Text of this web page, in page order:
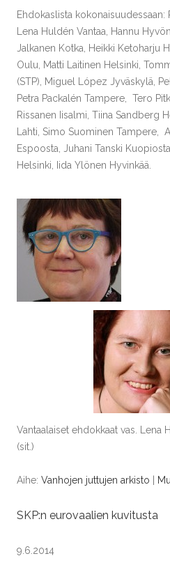
Ehdokaslista kokonaisuudessaan:
Lena Huldén Vantaa, Hannu
Jalkanen Kotka, Heikki Ketoharju
Oulu, Matti Laitinen Helsinki,
(STP), Miguel López Jyväskylä,
Petra Packalén Tampere, Tero
Rissanen Iisalmi, Tiina Sandberg
Lahti, Simo Suominen Tampere,
Espoosta, Juhani Tanski
Helsinki, Iida Ylönen Hyvinkää.
Vantaalaiset ehdokkaat vas. Lena
(sit.)
Aihe: Vanhojen juttujen arkisto
SKP:n eurovaalien kuvitusta
9.6.2014